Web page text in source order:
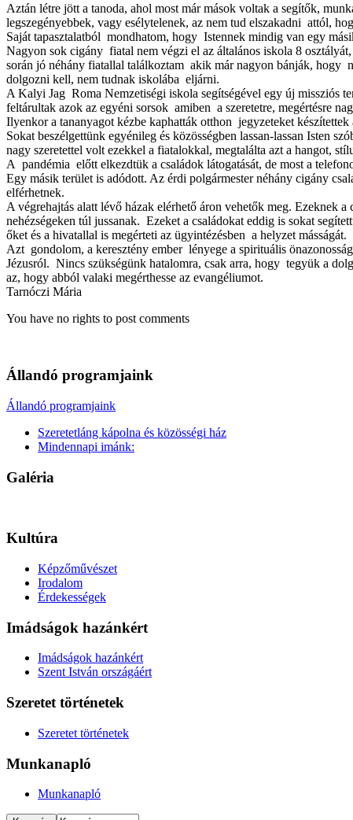
Aztán létre jött a tanoda, ahol most már mások voltak a segítők,
legszegényebbek, vagy esélytelenek, az nem tud elszakadni attól,
Saját tapasztalatból mondhatom, hogy Istennek mindig van egy
Nagyon sok cigány fiatal nem végzi el az általános iskola 8
során jó néhány fiatallal találkoztam akik már nagyon bánják, hogy
dolgozni kell, nem tudnak iskolába eljárni.
A Kalyi Jag Roma Nemzetiségi iskola segítségével egy új missziós
feltárultak azok az egyéni sorsok amiben a szeretetre, megértésre
Ilyenkor a tananyagot kézbe kaphatták otthon jegyzeteket
Sokat beszélgettünk egyénileg és közösségben lassan-lassan Isten
nagy szeretettel volt ezekkel a fiatalokkal, megtalálta azt a hangot,
A pandémia előtt elkezdtük a családok látogatását, de most a
Egy másik terület is adódott. Az érdi polgármester néhány cigány
elférhetnek.
A végrehajtás alatt lévő házak elérhető áron vehetők meg. Ezeknek
nehézségeken túl jussanak. Ezeket a családokat eddig is sokat
őket és a hivatallal is megérteti az ügyintézésben a helyzet másságát.
Azt gondolom, a keresztény ember lényege a spirituális
Jézusról. Nincs szükségünk hatalomra, csak arra, hogy tegyük a
az, hogy abból valaki megérthesse az evangéliumot.
Tarnóczi Mária
You have no rights to post comments
Állandó programjaink
Állandó programjaink
Szeretetláng kápolna és közösségi ház
Mindennapi imánk:
Galéria
Kultúra
Képzőművészet
Irodalom
Érdekességek
Imádságok hazánkért
Imádságok hazánkért
Szent István országáért
Szeretet történetek
Szeretet történetek
Munkanapló
Munkanapló